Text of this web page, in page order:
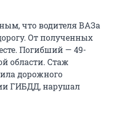
что водителя ВАЗа
От полученных
Погибший — 49-
области. Стаж
дорожного
ГИБДД, нарушал